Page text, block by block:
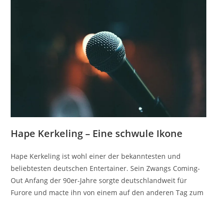
Hape Kerkeling – Eine schwule Ikone
Hape Kerkeling ist wohl einer der bekanntesten und
beliebtesten deutschen Entertainer. Sein Zwangs Coming-
Out Anfang der 90er-Jahre sorgte deutschlandweit für
Furore und macte ihn von einem auf den anderen Tag zum